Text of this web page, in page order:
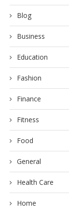
Blog
Business
Education
Fashion
Finance
Fitness
Food
General
Health Care
Home